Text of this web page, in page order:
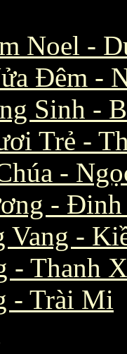
Noel -
Đêm -
Sinh -
Trẻ -
-
- Đinh
Vang -
- Thanh
- Trài Mi